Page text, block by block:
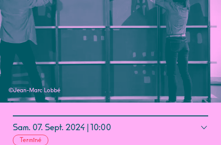
©Jean-Marc Lobbé
Sam. 07. Sept. 2024 10:00
Terminé